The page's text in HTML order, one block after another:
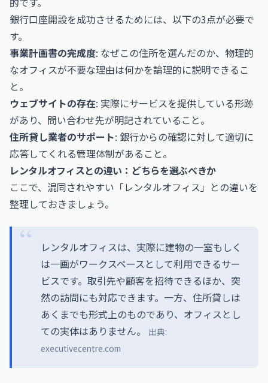
銀行口座開設を成功させるためには、以下の3点が必要で
す。
事業計画書の完成度: なぜこの住所を選んだのか、物理的
なオフィスが不要な理由は何かを論理的に説明できるこ
と。
ウェブサイトの存在: 実際にサービスを提供している形跡
があり、問い合わせ先が明記されていること。
住所貸し業者のサポート: 銀行からの確認に対して適切に
応答してくれる管理体制があること。
レンタルオフィスとの違い：どちらを選ぶべきか
ここで、混同されやすい「レンタルオフィス」との違いを
整理しておきましょう。
レンタルオフィスは、実際に建物の一室もしく
は一画がワークスペースとして利用できるサー
ビスです。取引先や顧客を招待できるほか、突
然の訪問にも対応できます。一方、住所貸しは
あくまでも形式上のものであり、オフィスとし
ての実体はありません。
出典:
executivecentre.com